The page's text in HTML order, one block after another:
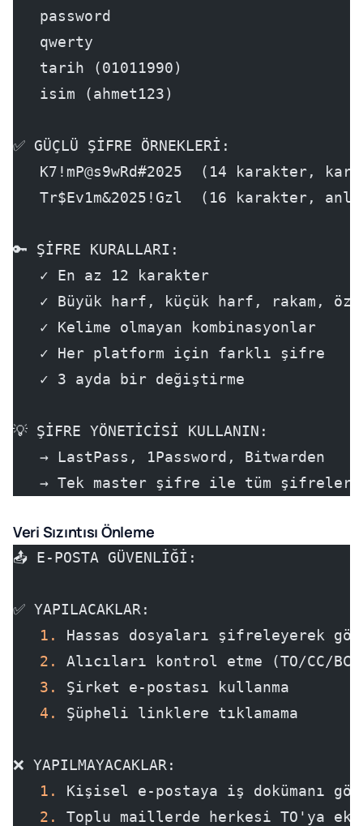
   password
   qwerty
   tarih (01011990)
   isim (ahmet123)
✅ GÜÇLÜ ŞİFRE ÖRNEKLERİ:
K7!mP@s9wRd#2025  (14 karakter,
Tr$Ev1m&2025!Gzl  (16 karakter,
🔑 ŞİFRE KURALLARI:
   ✓ En az 12 karakter
✓ Büyük harf, küçük harf, rakam,
   ✓ Kelime olmayan kombinasyonlar
   ✓ Her platform için farklı şifre
   ✓ 3 ayda bir değiştirme
💡 ŞİFRE YÖNETİCİSİ KULLANIN:
   → LastPass, 1Password, Bitwarden
→ Tek master şifre ile tüm şifreler
Veri Sızıntısı Önleme
📤 E-POSTA GÜVENLİĞİ:
✅ YAPILACAKLAR:
   1.
Hassas dosyaları şifreleyerek
   2.
Alıcıları kontrol etme (TO/CC/
   3.
Şirket e-postası kullanma
   4.
Şüpheli linklere tıklamama
❌ YAPILMAYACAKLAR:
   1.
Kişisel e-postaya iş dokümanı
   2.
Toplu maillerde herkesi TO'ya